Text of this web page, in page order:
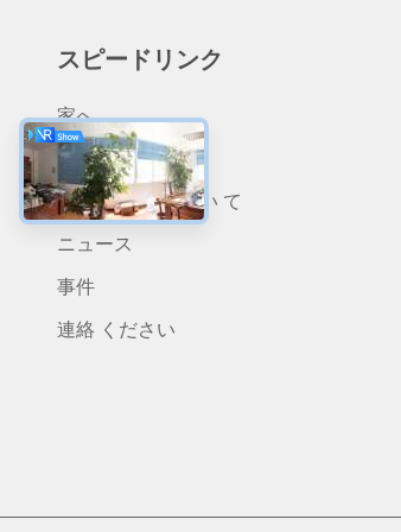
スピードリンク
家へ
製品
わたしたち に つい て
ニュース
事件
連絡 ください